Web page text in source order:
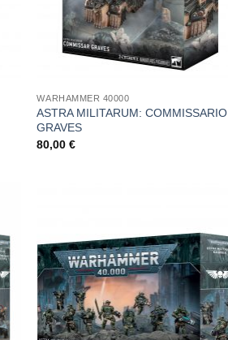
WARHAMMER 40000
ASTRA MILITARUM: COMMISSARIO
GRAVES
80,00€
alla lista
dei
desideri